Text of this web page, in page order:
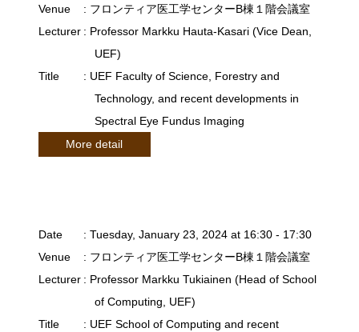
Venue
: フロンティア医工学センターB棟１階会議室
Lecturer : Professor Markku Hauta-Kasari (Vice Dean,
UEF)
Title
: UEF Faculty of Science, Forestry and
Technology, and recent developments in
Spectral Eye Fundus Imaging
More detail
Date
: Tuesday, January 23, 2024 at 16:30 - 17:30
Venue
: フロンティア医工学センターB棟１階会議室
Lecturer : Professor Markku Tukiainen (Head of School
of Computing, UEF)
Title
: UEF School of Computing and recent